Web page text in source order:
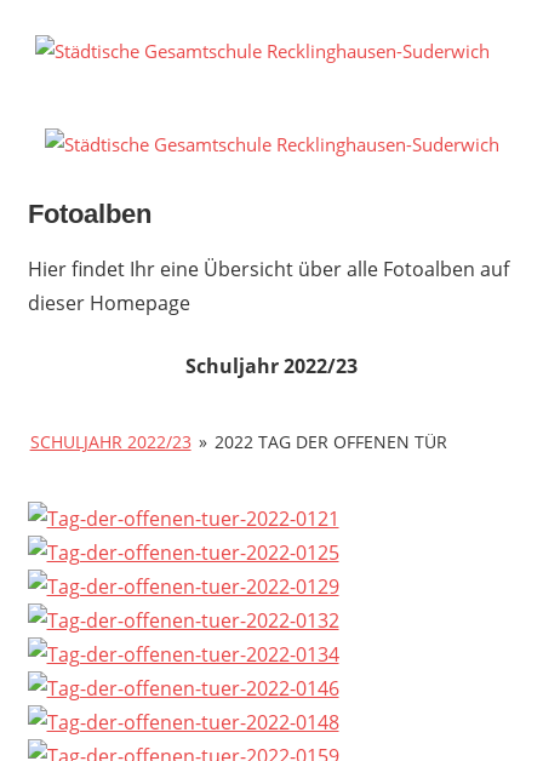
Inhalt
Fotoalben
Hier findet Ihr eine Übersicht über alle Fotoalben auf
dieser Homepage
Schuljahr 2022/23
SCHULJAHR 2022/23 » 2022 TAG DER OFFENEN TÜR